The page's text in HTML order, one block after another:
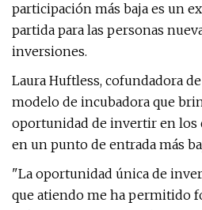
participación más baja es un
partida para las personas
inversiones.
Laura Huftless, cofundadora
modelo de incubadora que
oportunidad de invertir en los
en un punto de entrada más
"La oportunidad única de
que atiendo me ha permitido